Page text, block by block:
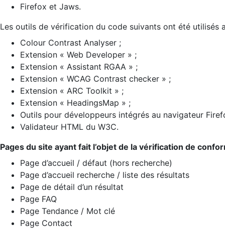
Firefox et Jaws.
Les outils de vérification du code suivants ont été utilisés
Colour Contrast Analyser ;
Extension « Web Developer » ;
Extension « Assistant RGAA » ;
Extension « WCAG Contrast checker » ;
Extension « ARC Toolkit » ;
Extension « HeadingsMap » ;
Outils pour développeurs intégrés au navigateur
Validateur HTML du W3C.
Pages du site ayant fait l’objet de la vérification de
Page d’accueil / défaut (hors recherche)
Page d’accueil recherche / liste des résultats
Page de détail d’un résultat
Page FAQ
Page Tendance / Mot clé
Page Contact